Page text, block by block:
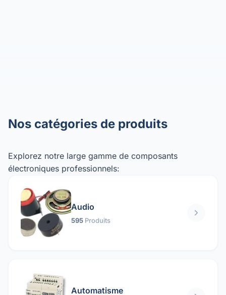
Nos catégories de produits
Explorez notre large gamme de composants
électroniques professionnels:
Audio
595 Produits
Automatisme